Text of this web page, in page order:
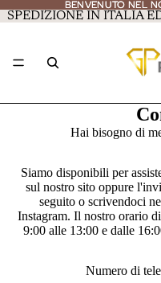
BENVENUTO NEL
BENVENUTO NEL
SPEDIZIONE IN ITALIA
Hai bisogno di
Siamo disponibili per
sul nostro sito oppure
seguito o scrivendoci
Instagram. Il nostro orario
9:00 alle 13:00 e dalle
Numero di